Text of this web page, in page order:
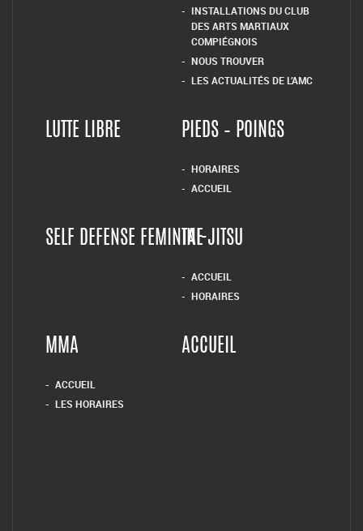
INSTALLATIONS DU CLUB
DES ARTS MARTIAUX
COMPIÉGNOIS
NOUS TROUVER
LES ACTUALITÉS DE L’AMC
LUTTE LIBRE PIEDS – POINGS
HORAIRES
ACCUEIL
SELF DEFENSE FEMININETAI-JITSU
ACCUEIL
HORAIRES
MMA
ACCUEIL
LES HORAIRES
ACCUEIL